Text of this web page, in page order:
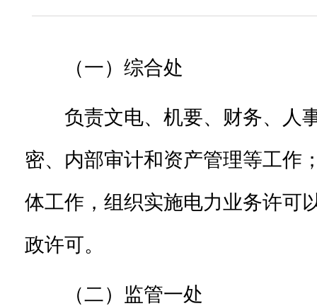
（一）综合处
负责文电、机要、财务、人
密、内部审计和资产管理等工作
体工作，组织实施电力业务许可
政许可。
（二）监管一处